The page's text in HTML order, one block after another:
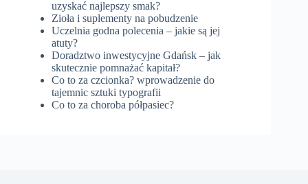
uzyskać najlepszy smak?
Zioła i suplementy na pobudzenie
Uczelnia godna polecenia – jakie są jej
atuty?
Doradztwo inwestycyjne Gdańsk – jak
skutecznie pomnażać kapitał?
Co to za czcionka? wprowadzenie do
tajemnic sztuki typografii
Co to za choroba półpasiec?